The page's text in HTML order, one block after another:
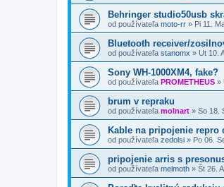
Behringer studio50usb
od používateľa moto-rr » Pi 11.
Bluetooth receiver/
od používateľa stanomx » Ut 10.
Sony WH-1000XM4, fake?
od používateľa PROMETHEUS »
brum v repraku
od používateľa molnart » So 18.
Kable na pripojenie repro
od používateľa zedolsi » Po 06.
pripojenie arris s
od používateľa melmoth » Št 26.